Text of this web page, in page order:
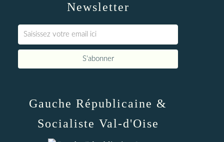
Newsletter
Gauche Républicaine &
Socialiste Val-d'Oise